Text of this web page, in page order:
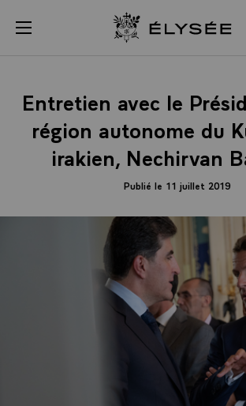
menu Retour à
Entretien avec le
région autonome du
irakien, Nechirvan
Publié le 11 juillet 2019
Panneau de gestion des cookies